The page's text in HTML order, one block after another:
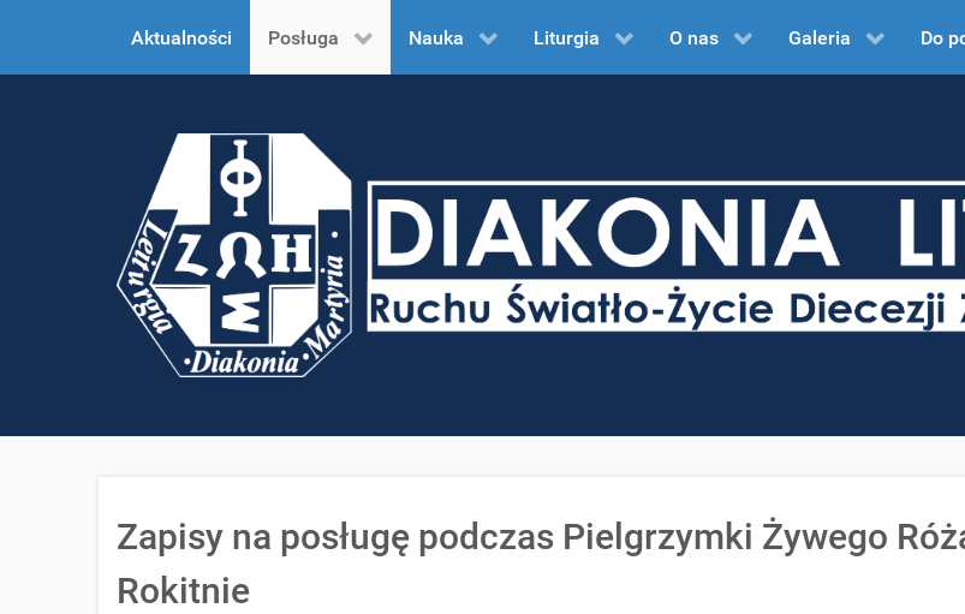
Aktualności Posługa Nauka Liturgia O nas Galeria Do
Zapisy na posługę podczas Pielgrzymki Żywego
Rokitnie